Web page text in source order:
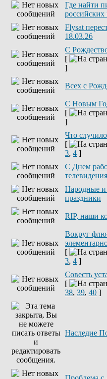
Где найти
российских
Flysat
18.03.26
С
[
]
Всех с
С Новым
[
]
Что
[
3, 4 ]
C Днем
Народные и
праздники
RIP, наши
Вокруг
[
3, 4 ]
Совесть
[
38, 39, 40 ]
Наследие